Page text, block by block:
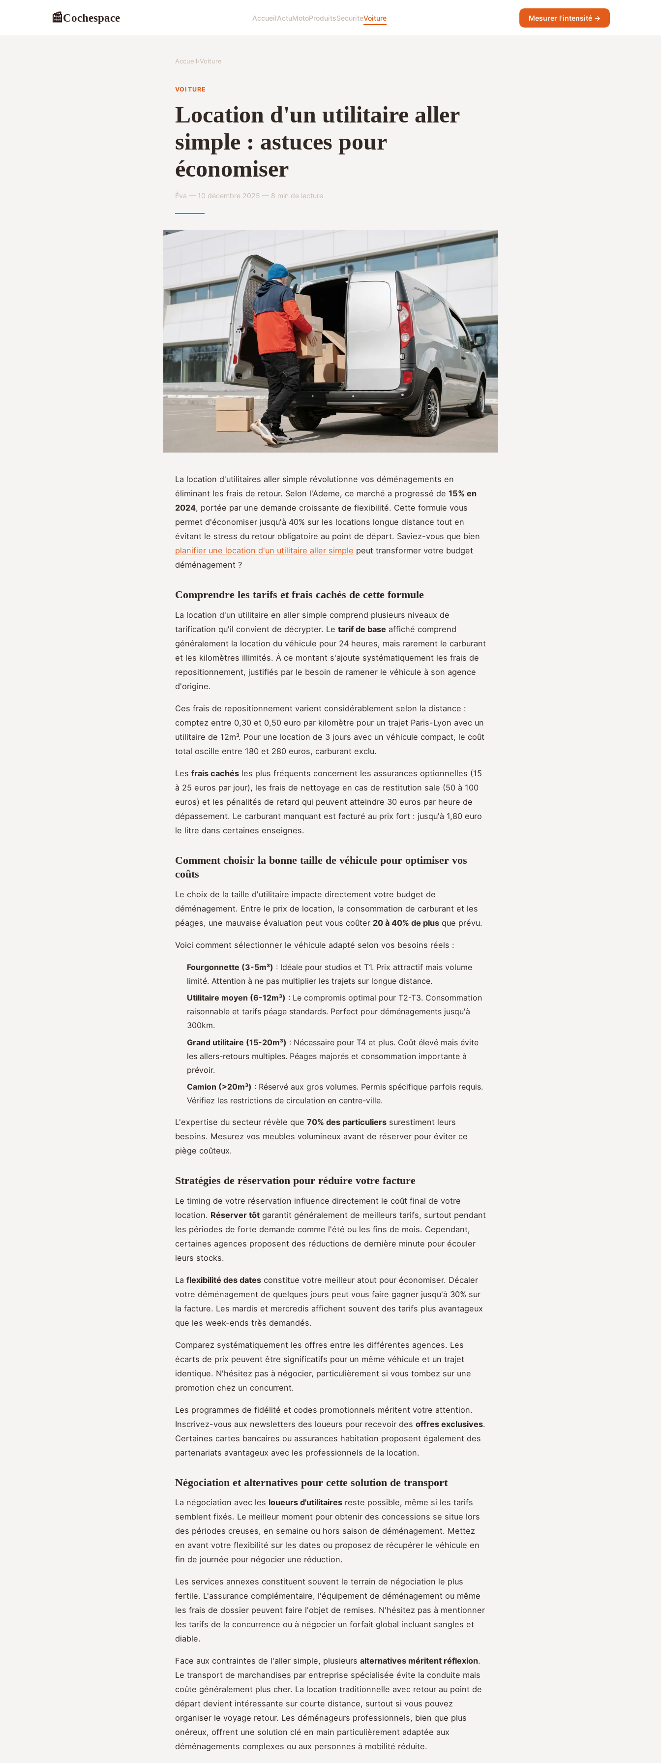
📰Cochespace AccueilActuMotoProduitsSecuriteVoiture Mesurer l'intensité →
Accueil›Voiture
VOITURE
Location d'un utilitaire aller
simple : astuces pour
économiser
Éva — 10 décembre 2025 — 8 min de lecture
La location d'utilitaires aller simple révolutionne vos déménagements en
éliminant les frais de retour. Selon l'Ademe, ce marché a progressé de 15% en
2024, portée par une demande croissante de flexibilité. Cette formule vous
permet d'économiser jusqu'à 40% sur les locations longue distance tout en
évitant le stress du retour obligatoire au point de départ. Saviez-vous que bien
planifier une location d'un utilitaire aller simple peut transformer votre budget
déménagement ?
Comprendre les tarifs et frais cachés de cette formule
La location d'un utilitaire en aller simple comprend plusieurs niveaux de
tarification qu'il convient de décrypter. Le tarif de base affiché comprend
généralement la location du véhicule pour 24 heures, mais rarement le carburant
et les kilomètres illimités. À ce montant s'ajoute systématiquement les frais de
repositionnement, justifiés par le besoin de ramener le véhicule à son agence
d'origine.
Ces frais de repositionnement varient considérablement selon la distance :
comptez entre 0,30 et 0,50 euro par kilomètre pour un trajet Paris-Lyon avec un
utilitaire de 12m³. Pour une location de 3 jours avec un véhicule compact, le coût
total oscille entre 180 et 280 euros, carburant exclu.
Les frais cachés les plus fréquents concernent les assurances optionnelles (15
à 25 euros par jour), les frais de nettoyage en cas de restitution sale (50 à 100
euros) et les pénalités de retard qui peuvent atteindre 30 euros par heure de
dépassement. Le carburant manquant est facturé au prix fort : jusqu'à 1,80 euro
le litre dans certaines enseignes.
Comment choisir la bonne taille de véhicule pour optimiser vos
coûts
Le choix de la taille d'utilitaire impacte directement votre budget de
déménagement. Entre le prix de location, la consommation de carburant et les
péages, une mauvaise évaluation peut vous coûter 20 à 40% de plus que prévu.
Voici comment sélectionner le véhicule adapté selon vos besoins réels :
Fourgonnette (3-5m³) : Idéale pour studios et T1. Prix attractif mais volume
limité. Attention à ne pas multiplier les trajets sur longue distance.
Utilitaire moyen (6-12m³) : Le compromis optimal pour T2-T3. Consommation
raisonnable et tarifs péage standards. Perfect pour déménagements jusqu'à
300km.
Grand utilitaire (15-20m³) : Nécessaire pour T4 et plus. Coût élevé mais évite
les allers-retours multiples. Péages majorés et consommation importante à
prévoir.
Camion (>20m³) : Réservé aux gros volumes. Permis spécifique parfois requis.
Vérifiez les restrictions de circulation en centre-ville.
L'expertise du secteur révèle que 70% des particuliers surestiment leurs
besoins. Mesurez vos meubles volumineux avant de réserver pour éviter ce
piège coûteux.
Stratégies de réservation pour réduire votre facture
Le timing de votre réservation influence directement le coût final de votre
location. Réserver tôt garantit généralement de meilleurs tarifs, surtout pendant
les périodes de forte demande comme l'été ou les fins de mois. Cependant,
certaines agences proposent des réductions de dernière minute pour écouler
leurs stocks.
La flexibilité des dates constitue votre meilleur atout pour économiser. Décaler
votre déménagement de quelques jours peut vous faire gagner jusqu'à 30% sur
la facture. Les mardis et mercredis affichent souvent des tarifs plus avantageux
que les week-ends très demandés.
Comparez systématiquement les offres entre les différentes agences. Les
écarts de prix peuvent être significatifs pour un même véhicule et un trajet
identique. N'hésitez pas à négocier, particulièrement si vous tombez sur une
promotion chez un concurrent.
Les programmes de fidélité et codes promotionnels méritent votre attention.
Inscrivez-vous aux newsletters des loueurs pour recevoir des offres exclusives.
Certaines cartes bancaires ou assurances habitation proposent également des
partenariats avantageux avec les professionnels de la location.
Négociation et alternatives pour cette solution de transport
La négociation avec les loueurs d'utilitaires reste possible, même si les tarifs
semblent fixés. Le meilleur moment pour obtenir des concessions se situe lors
des périodes creuses, en semaine ou hors saison de déménagement. Mettez
en avant votre flexibilité sur les dates ou proposez de récupérer le véhicule en
fin de journée pour négocier une réduction.
Les services annexes constituent souvent le terrain de négociation le plus
fertile. L'assurance complémentaire, l'équipement de déménagement ou même
les frais de dossier peuvent faire l'objet de remises. N'hésitez pas à mentionner
les tarifs de la concurrence ou à négocier un forfait global incluant sangles et
diable.
Face aux contraintes de l'aller simple, plusieurs alternatives méritent réflexion.
Le transport de marchandises par entreprise spécialisée évite la conduite mais
coûte généralement plus cher. La location traditionnelle avec retour au point de
départ devient intéressante sur courte distance, surtout si vous pouvez
organiser le voyage retour. Les déménageurs professionnels, bien que plus
onéreux, offrent une solution clé en main particulièrement adaptée aux
déménagements complexes ou aux personnes à mobilité réduite.